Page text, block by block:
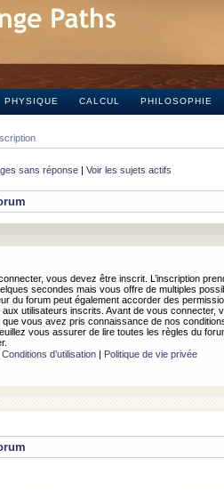
PHYSIQUE CALCUL PHILOSOPHIE
sans réponse | Voir les sujets actifs
vous devez être inscrit. L’inscription
secondes mais vous offre de multiples
du forum peut également accorder des
aux utilisateurs inscrits. Avant de vous connecter,
vous avez pris connaissance de nos
vous assurer de lire toutes les règles du
Conditions d’utilisation| Politique de vie privée